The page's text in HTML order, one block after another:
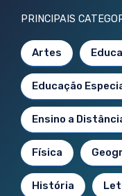
PRINCIPAIS
Artes
Educação
Ensino a
Física
História